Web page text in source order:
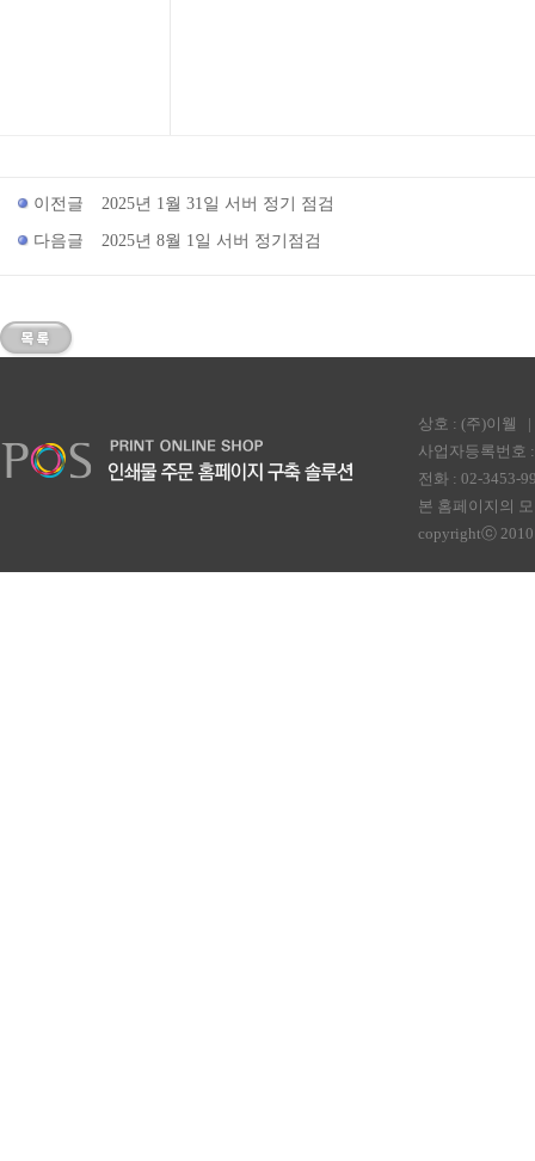
이전글 2025년 1월 31일 서버 정기 점검
다음글 2025년 8월 1일 서버 정기점검
상호 : (주)이웰 |
사업자등록번호
전화 : 02-3453-
본 홈페이지의
copyrightⓒ 2010